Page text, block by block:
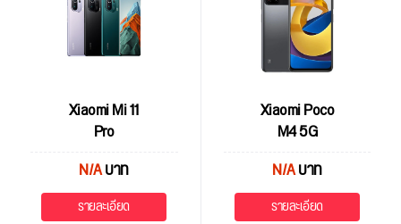
Xiaomi Mi 11
Pro
N/Aบาท
รายละเอียด
Xiaomi Poco
M4 5G
N/Aบาท
รายละเอียด